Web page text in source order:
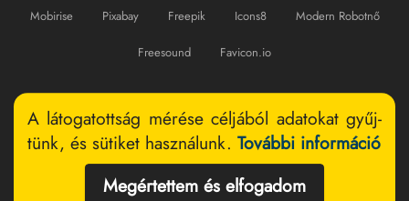
Mobirise Pixabay Freepik Icons8 Modern Robotnő
Freesound Favicon.io
A látogatottság mérése céljából ada­tokat gyűj­
tünk, és sütiket hasz­nálunk. További információ
Megértettem és elfogadom